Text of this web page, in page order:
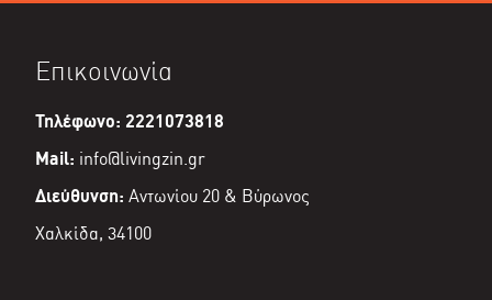
was:
τρέχουσα
Επικοινωνία
Τηλέφωνο: 2221073818
Mail: info@livingzin.gr
Διεύθυνση: Αντωνίου 20 & Βύρωνος
Χαλκίδα, 34100